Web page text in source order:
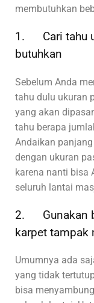
membutuhkan
1. Cari tahu
butuhkan
Sebelum Anda
tahu dulu ukuran
yang akan
tahu berapa
Andaikan
dengan ukuran
karena nanti bisa
seluruh lantai
2. Gunakan
karpet tampak
Umumnya ada
yang tidak
bisa